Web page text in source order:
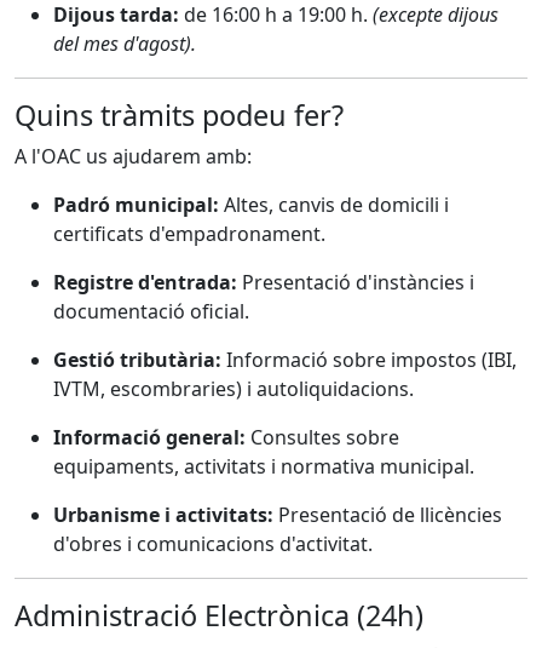
Dijous tarda: de 16:00 h a 19:00 h. (excepte dijous
del mes d'agost).
Quins tràmits podeu fer?
A l'OAC us ajudarem amb:
Padró municipal: Altes, canvis de domicili i
certificats d'empadronament.
Registre d'entrada: Presentació d'instàncies i
documentació oficial.
Gestió tributària: Informació sobre impostos (IBI,
IVTM, escombraries) i autoliquidacions.
Informació general: Consultes sobre
equipaments, activitats i normativa municipal.
Urbanisme i activitats: Presentació de llicències
d'obres i comunicacions d'activitat.
Administració Electrònica (24h)